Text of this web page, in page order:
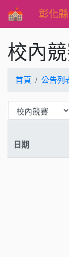
彰化
校內
首頁 公告列
日期